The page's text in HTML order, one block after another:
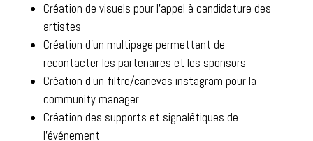
Création de visuels pour l’appel à candidature des
artistes
Création d’un multipage permettant de
recontacter les partenaires et les sponsors
Création d’un filtre/canevas instagram pour la
community manager
Création des supports et signalétiques de
l’événement